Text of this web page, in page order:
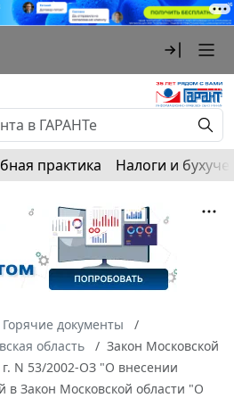
практика Налоги и
Горячие документы
область
Закон Московской
N 53/2002-ОЗ "О внесении
Закон Московской области "О